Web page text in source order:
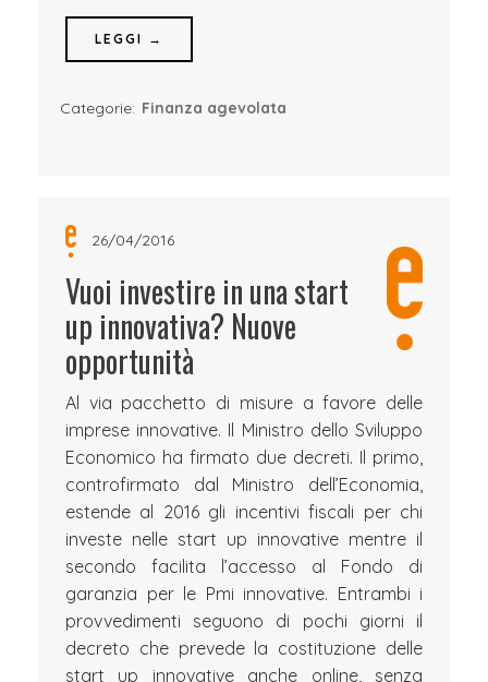
LEGGI →
Categorie: Finanza agevolata
26/04/2016
Vuoi investire in una start
up innovativa? Nuove
opportunità
Al via pacchetto di misure a favore delle
imprese innovative. Il Ministro dello Sviluppo
Economico ha firmato due decreti. Il primo,
controfirmato dal Ministro dell’Economia,
estende al 2016 gli incentivi fiscali per chi
investe nelle start up innovative mentre il
secondo facilita l’accesso al Fondo di
garanzia per le Pmi innovative. Entrambi i
provvedimenti seguono di pochi giorni il
decreto che prevede la costituzione delle
start up innovative anche online, senza